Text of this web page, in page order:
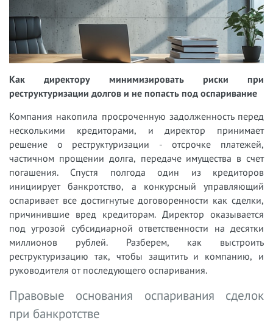
Как директору минимизировать риски при
реструктуризации долгов и не попасть под оспаривание
Компания накопила просроченную задолженность перед
несколькими кредиторами, и директор принимает
решение о реструктуризации - отсрочке платежей,
частичном прощении долга, передаче имущества в счет
погашения. Спустя полгода один из кредиторов
инициирует банкротство, а конкурсный управляющий
оспаривает все достигнутые договоренности как сделки,
причинившие вред кредиторам. Директор оказывается
под угрозой субсидиарной ответственности на десятки
миллионов рублей. Разберем, как выстроить
реструктуризацию так, чтобы защитить и компанию, и
руководителя от последующего оспаривания.
Правовые основания оспаривания сделок
при банкротстве